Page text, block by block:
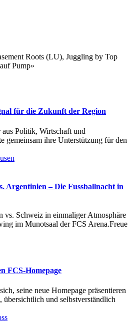
Roots (LU), Juggling by Top
Pump»
für die Zukunft der Region
aus Politik, Wirtschaft und
gemeinsam ihre Unterstützung für den
Argentinien – Die Fussballnacht in
vs. Schweiz in einmaliger Atmosphäre
im Munotsaal der FCS Arena.Freue
FCS-Homepage
seine neue Homepage präsentieren
und selbstverständlich